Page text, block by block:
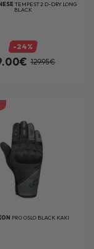
TEMPEST 2 D-DRY LONG
BLACK
-24%
129.95€
PRO OSLO BLACK KAKI